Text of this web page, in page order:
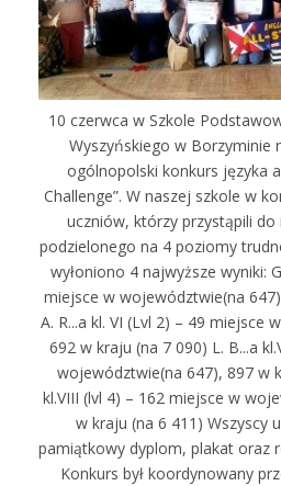
10 czerwca w Szkole
Wyszyńskiego w Borzyminie
ogólnopolski konkurs języka
Challenge”. W naszej szkole w
uczniów, którzy przystąpili
podzielonego na 4 poziomy
wyłoniono 4 najwyższe wyniki:
miejsce w województwie(na
A. R...a kl. VI (Lvl 2) – 49 miejsce
692 w kraju (na 7 090) L. B...a
województwie(na 647), 897 w
kl.VIII (lvl 4) – 162 miejsce w
w kraju (na 6 411) Wszyscy
pamiątkowy dyplom, plakat oraz
Konkurs był koordynowany